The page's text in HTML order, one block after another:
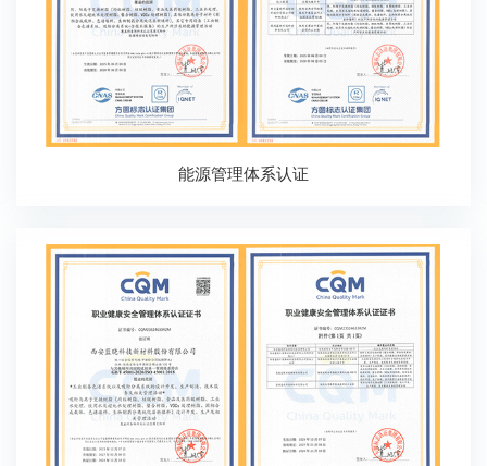
能源管理体系认证